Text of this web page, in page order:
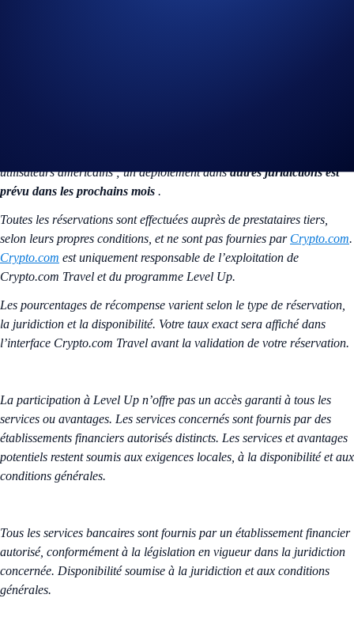
utilisateurs américains ; un déploiement dansautres juridictions est
prévu dans les prochains mois .
Toutes les réservations sont effectuées auprès de prestataires tiers,
selon leurs propres conditions, et ne sont pas fournies par Crypto.com.
Crypto.com est uniquement responsable de l’exploitation de
Crypto.com Travel et du programme Level Up.
Les pourcentages de récompense varient selon le type de réservation,
la juridiction et la disponibilité. Votre taux exact sera affiché dans
l’interface Crypto.com Travel avant la validation de votre réservation.
La participation à Level Up n’offre pas un accès garanti à tous les
services ou avantages. Les services concernés sont fournis par des
établissements financiers autorisés distincts. Les services et avantages
potentiels restent soumis aux exigences locales, à la disponibilité et aux
conditions générales.
Tous les services bancaires sont fournis par un établissement financier
autorisé, conformément à la législation en vigueur dans la juridiction
concernée. Disponibilité soumise à la juridiction et aux conditions
générales.